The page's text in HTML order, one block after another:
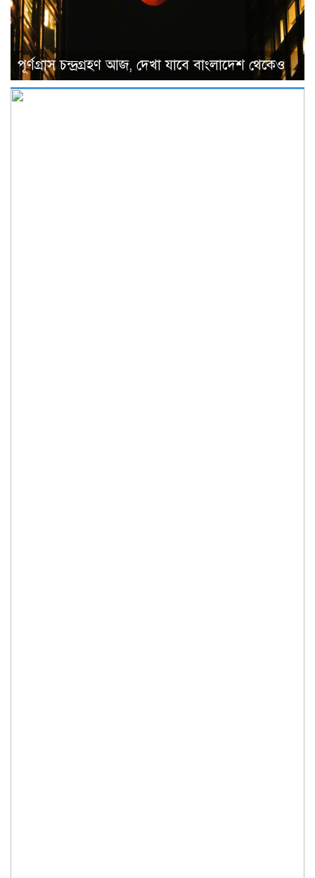
পূর্ণগ্রাস চন্দ্রগ্রহণ আজ, দেখা যাবে বাংলাদেশ থেকেও